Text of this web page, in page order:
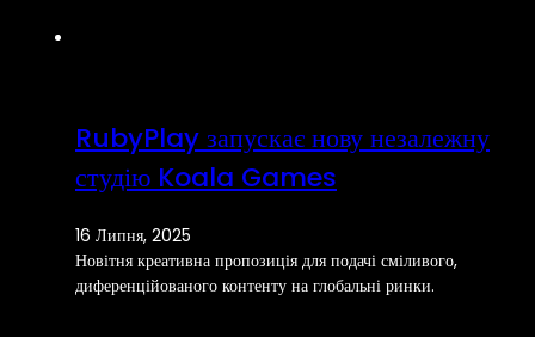
RubyPlay запускає нову незалежну
студію Koala Games
16 Липня, 2025
Новітня креативна пропозиція для подачі сміливого,
диференційованого контенту на глобальні ринки.